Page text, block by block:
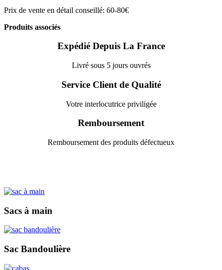
Prix de vente en détail conseillé: 60-80€
Produits associés
Expédié Depuis La France
Livré sous 5 jours ouvrés
Service Client de Qualité
Votre interlocutrice priviligée
Remboursement
Remboursement des produits défectueux
Sacs à main
Sac Bandoulière